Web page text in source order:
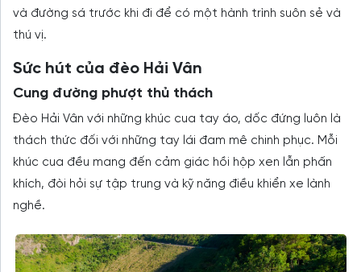
và đường sá trước khi đi để có một hành trình suôn sẻ và
thú vị.
Sức hút của đèo Hải Vân
Cung đường phượt thủ thách
Đèo Hải Vân với những khúc cua tay áo, dốc đứng luôn là
thách thức đối với những tay lái đam mê chinh phục. Mỗi
khúc cua đều mang đến cảm giác hồi hộp xen lẫn phấn
khích, đòi hỏi sự tập trung và kỹ năng điều khiển xe lành
nghề.